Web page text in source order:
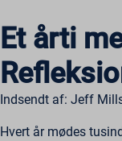
Et årti
Indsendt af: Jeff
Hvert år mødes